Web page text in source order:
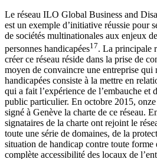
Le réseau ILO Global Business and
est un exemple d’initiative réussie pour
de sociétés multinationales aux enjeux
personnes handicapées17. La principale
créer ce réseau réside dans la prise de
moyen de convaincre une entreprise qui
handicapées consiste à la mettre en
qui a fait l’expérience de l’embauche et
public particulier. En octobre 2015,
signé à Genève la charte de ce réseau.
signataires de la charte ont rejoint le
toute une série de domaines, de la
situation de handicap contre toute forme
complète accessibilité des locaux de